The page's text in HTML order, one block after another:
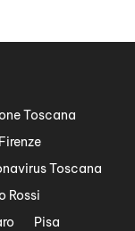
Toscana
Toscana
Rossi
Pisa